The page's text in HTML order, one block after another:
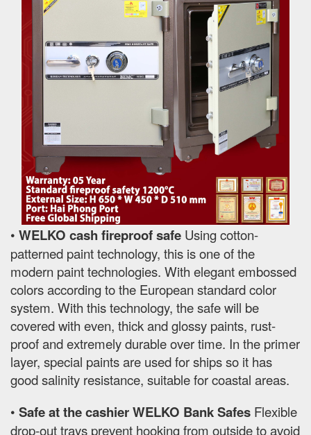
• WELKO cash fireproof safe Using cotton-
patterned paint technology, this is one of the
modern paint technologies. With elegant embossed
colors according to the European standard color
system. With this technology, the safe will be
covered with even, thick and glossy paints, rust-
proof and extremely durable over time. In the primer
layer, special paints are used for ships so it has
good salinity resistance, suitable for coastal areas.
• Safe at the cashier WELKO Bank Safes Flexible
drop-out trays prevent hooking from outside to avoid